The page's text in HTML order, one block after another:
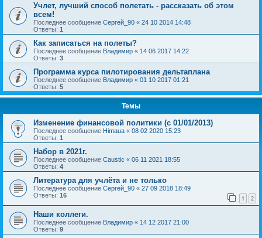
Учлет, лучший способ полетать - рассказать об этом
всем!
Последнее сообщение Сергей_90 « 24 10 2014 14:48
Ответы: 1
Как записаться на полеты?
Последнее сообщение Владимир « 14 06 2017 14:22
Ответы: 3
Программа курса пилотирования дельтаплана
Последнее сообщение Владимир « 01 10 2017 01:21
Ответы: 5
Темы
Изменение финансовой политики (с 01/01/2013)
Последнее сообщение Himaua « 08 02 2020 15:23
Ответы: 1
Набор в 2021г.
Последнее сообщение Caustic « 06 11 2021 18:55
Ответы: 4
Литература для учлёта и не только
Последнее сообщение Сергей_90 « 27 09 2018 18:49
Ответы: 16 1 2
Наши коллеги.
Последнее сообщение Владимир « 14 12 2017 21:00
Ответы: 9